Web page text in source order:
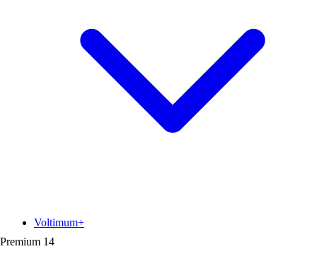
Premium 14
Voltimum+